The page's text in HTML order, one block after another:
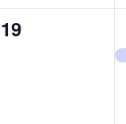
0
19